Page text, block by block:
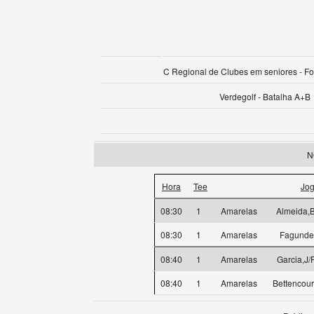
C Regional de Clubes em seniores -
Verdegolf - Batalha A+B
Hora Tee
08:30 1 Amarelas
08:30
1 Amarelas
08:40 1 Amarelas
Garcia,J/
08:40
1 Amarelas